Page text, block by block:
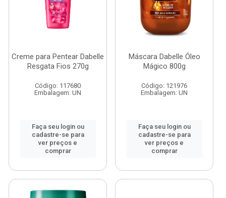
Creme para Pentear Dabelle
Resgata Fios 270g
Código: 117680
Embalagem: UN
Faça seu login ou
cadastre-se para
ver preços e
comprar
Máscara Dabelle Óleo
Mágico 800g
Código: 121976
Embalagem: UN
Faça seu login ou
cadastre-se para
ver preços e
comprar